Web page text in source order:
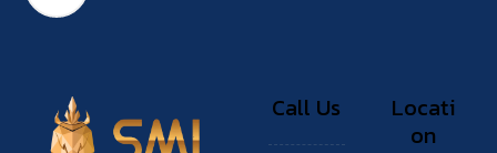
Call Us
Locati
on